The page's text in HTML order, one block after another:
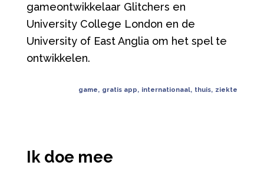
gameontwikkelaar Glitchers en
University College London en de
University of East Anglia om het spel te
ontwikkelen.
game, gratis app, internationaal, thuis, ziekte
Ik doe mee